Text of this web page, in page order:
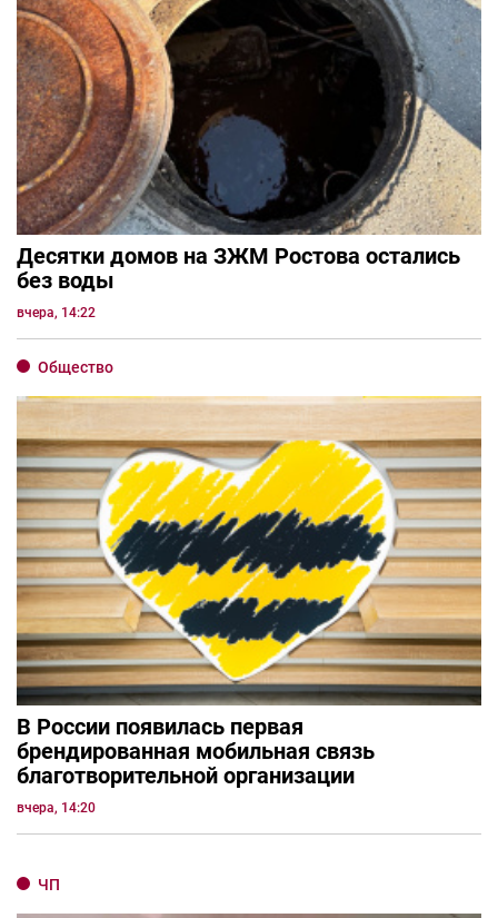
Десятки домов на ЗЖМ Ростова остались
без воды
вчера, 14:22
Общество
В России появилась первая
брендированная мобильная связь
благотворительной организации
вчера, 14:20
ЧП